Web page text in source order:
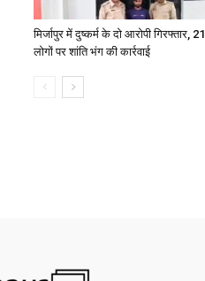
मिर्जापुर में दुष्कर्म के दो आरोपी गिरफ्तार, 21
लोगों पर शांति भंग की कार्रवाई